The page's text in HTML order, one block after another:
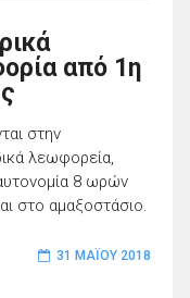
από 1η
στην
λεωφορεία,
8 ωρών
στο αμαξοστάσιο.
31 ΜΑΪ́ΟΥ 2018